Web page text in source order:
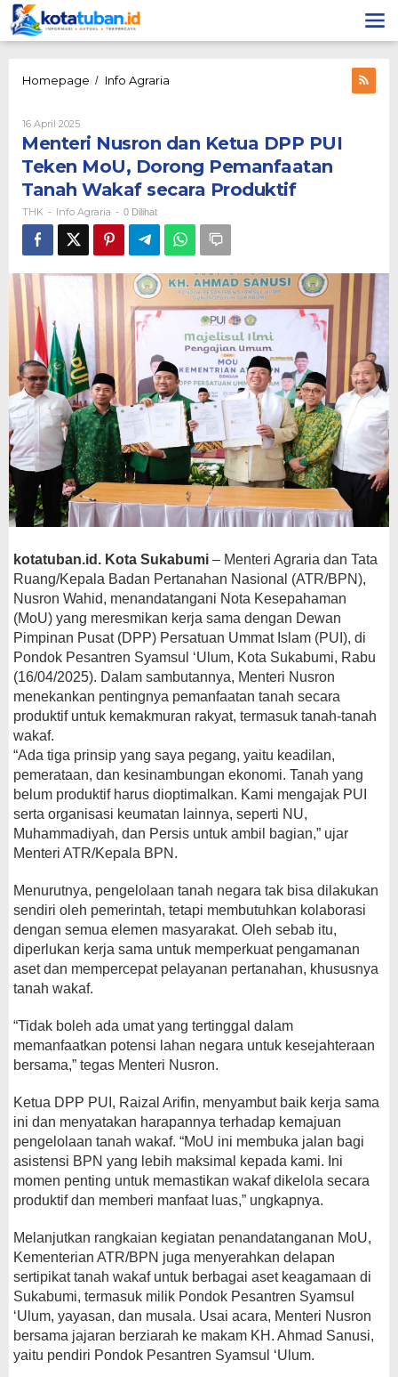
Lewati
ke
konten
Homepage / Info Agraria
DPP
Teken
MoU,
Pemanfaatan
Tanah
Wakaf
secara
Produktif
16 April 2025Oleh
THK
Menteri Nusron dan Ketua DPP PUI
Teken MoU, Dorong Pemanfaatan
Tanah Wakaf secara Produktif
THK - Info Agraria - 0 Dilihat
kotatuban.id. Kota Sukabumi – Menteri Agraria dan Tata
Ruang/Kepala Badan Pertanahan Nasional (ATR/BPN),
Nusron Wahid, menandatangani Nota Kesepahaman
(MoU) yang meresmikan kerja sama dengan Dewan
Pimpinan Pusat (DPP) Persatuan Ummat Islam (PUI), di
Pondok Pesantren Syamsul ‘Ulum, Kota Sukabumi, Rabu
(16/04/2025). Dalam sambutannya, Menteri Nusron
menekankan pentingnya pemanfaatan tanah secara
produktif untuk kemakmuran rakyat, termasuk tanah-tanah
wakaf.
“Ada tiga prinsip yang saya pegang, yaitu keadilan,
pemerataan, dan kesinambungan ekonomi. Tanah yang
belum produktif harus dioptimalkan. Kami mengajak PUI
serta organisasi keumatan lainnya, seperti NU,
Muhammadiyah, dan Persis untuk ambil bagian,” ujar
Menteri ATR/Kepala BPN.
Menurutnya, pengelolaan tanah negara tak bisa dilakukan
sendiri oleh pemerintah, tetapi membutuhkan kolaborasi
dengan semua elemen masyarakat. Oleh sebab itu,
diperlukan kerja sama untuk memperkuat pengamanan
aset dan mempercepat pelayanan pertanahan, khususnya
tanah wakaf.
“Tidak boleh ada umat yang tertinggal dalam
memanfaatkan potensi lahan negara untuk kesejahteraan
bersama,” tegas Menteri Nusron.
Ketua DPP PUI, Raizal Arifin, menyambut baik kerja sama
ini dan menyatakan harapannya terhadap kemajuan
pengelolaan tanah wakaf. “MoU ini membuka jalan bagi
asistensi BPN yang lebih maksimal kepada kami. Ini
momen penting untuk memastikan wakaf dikelola secara
produktif dan memberi manfaat luas,” ungkapnya.
Melanjutkan rangkaian kegiatan penandatanganan MoU,
Kementerian ATR/BPN juga menyerahkan delapan
sertipikat tanah wakaf untuk berbagai aset keagamaan di
Sukabumi, termasuk milik Pondok Pesantren Syamsul
‘Ulum, yayasan, dan musala. Usai acara, Menteri Nusron
bersama jajaran berziarah ke makam KH. Ahmad Sanusi,
yaitu pendiri Pondok Pesantren Syamsul ‘Ulum.